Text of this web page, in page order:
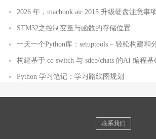
2026 年，macbook air 2015 升级硬盘注意事
STM32之控制变量与函数的存储位置
一天一个Python库：setuptools – 轻松构建和
构建基于 cc-switch 与 sdcb/chats 的AI 编程
Python 学习笔记：学习路线图规划
联系我们